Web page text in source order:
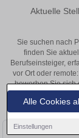
Alle Cookies
Einstellungen
Aktuelle
Sie suchen nach
finden Sie
Berufseinsteiger,
vor Ort oder
bewerben Sie sich